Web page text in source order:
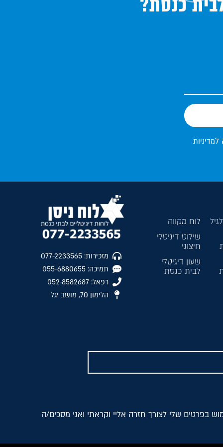
למדיניות
לוח מקווה
שילוט דיגיטלי
חיצוני
שעון דיגיטלי
לבית כנסת
מזכירות: 077-2233565
תמיכה: 055-6880655
רפאל: 052-8582687
הלימון 70, מושב יגל
בפרטים שלי לצורך חזרה אליי וקראתי ואני מסכים/ה